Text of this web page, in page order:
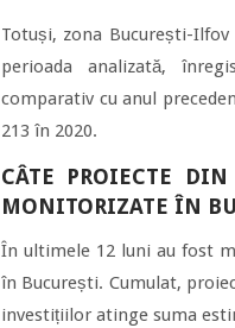
Totuși, zona București-
perioada analizată,
comparativ cu anul
213 în 2020.
CÂTE PROIECTE
MONITORIZATE ÎN
În ultimele 12 luni au fost
în București. Cumulat,
investițiilor atinge suma